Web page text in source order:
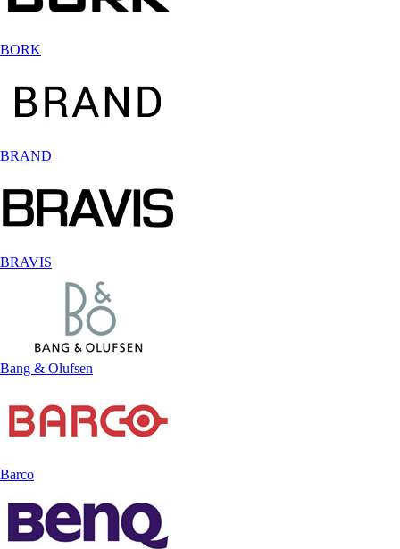
BORK
BRAND
BRAVIS
Bang & Olufsen
Barco